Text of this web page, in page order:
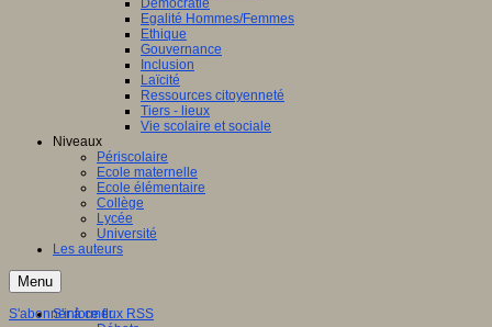
Démocratie
Egalité Hommes/Femmes
Ethique
Gouvernance
Inclusion
Laïcité
Ressources citoyenneté
Tiers - lieux
Vie scolaire et sociale
Niveaux
Périscolaire
Ecole maternelle
Ecole élémentaire
Collège
Lycée
Université
Les auteurs
Menu
S'informer
S'abonner à ce flux RSS